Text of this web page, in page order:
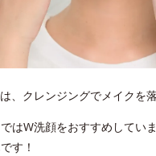
、クレンジングでメイクを
はW洗顔をおすすめしてい
す！